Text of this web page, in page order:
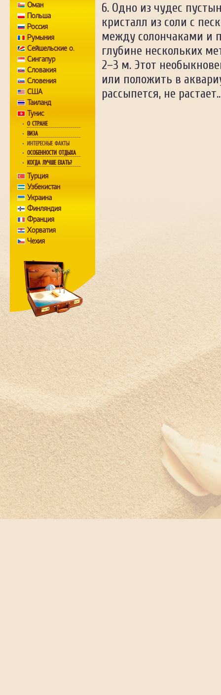
Оман
Польша
Россия
Румыния
Сейшельские о.
Сингапур
Словакия
Словения
США
Таиланд
Тунис
О СТРАНЕ
ВИЗА
ИНТЕРЕСНЫЕ ФАКТЫ
ОСОБЕННОСТИ ОТДЫХА
КОГДА ЛУЧШЕ ЕХАТЬ?
Турция
Узбекистан
Украина
Финляндия
Франция
Хорватия
Чехия
Швеция
Шри-Ланка
Южная Корея
ЮАР
Ямайка
Япония
Одно из чудес
кристалл из соли с
между солончаками и
глубине нескольких
2–3 м. Этот
или положить в
рассыпется, не